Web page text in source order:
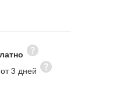
3 дней